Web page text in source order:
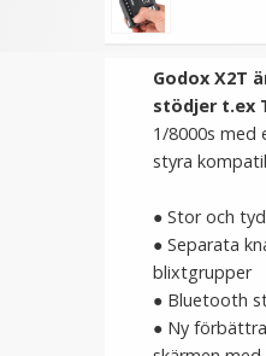
Godox X2T
stödjer t.ex
1/8000s med
styra
● Stor och
● Separata
blixtgrupper
● Bluetooth
● Ny